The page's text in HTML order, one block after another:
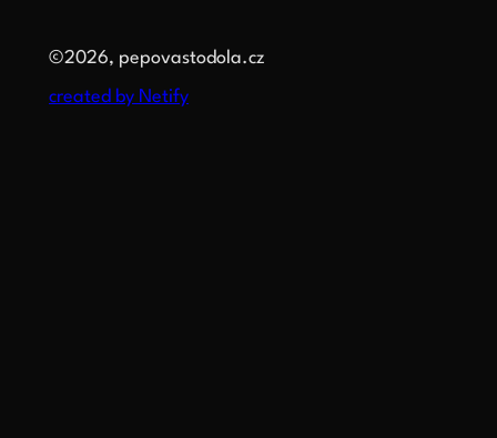
©2026, pepovastodola.cz
created by Netify